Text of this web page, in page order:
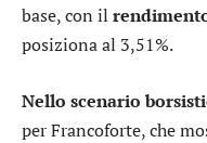
base, con il
posiziona al 3,51%.
Nello scenario
perFrancoforte, che